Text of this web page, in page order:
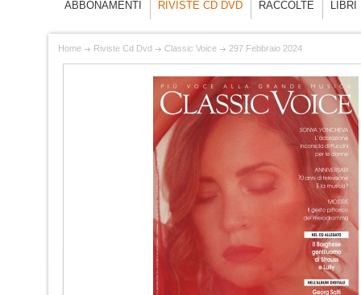
ABBONAMENTI RIVISTE CD DVD RACCOLTE LIBRI
Home Riviste Cd Dvd Classic Voice 297 Febbraio 2024